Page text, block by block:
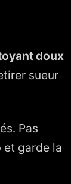
doux
sueur
Pas
et garde la